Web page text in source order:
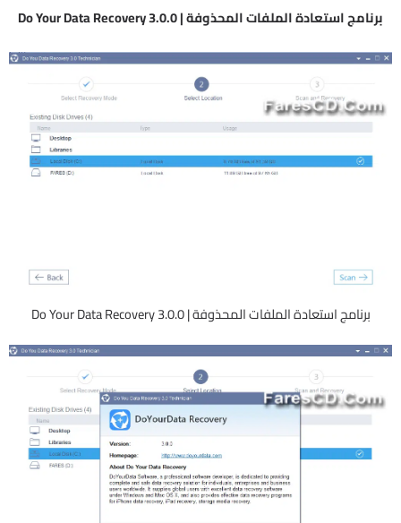
برنامج استعادة الملفات المحذوفة | Do Your Data Recovery 3.0.0
برنامج استعادة الملفات المحذوفة | Do Your Data Recovery 3.0.0